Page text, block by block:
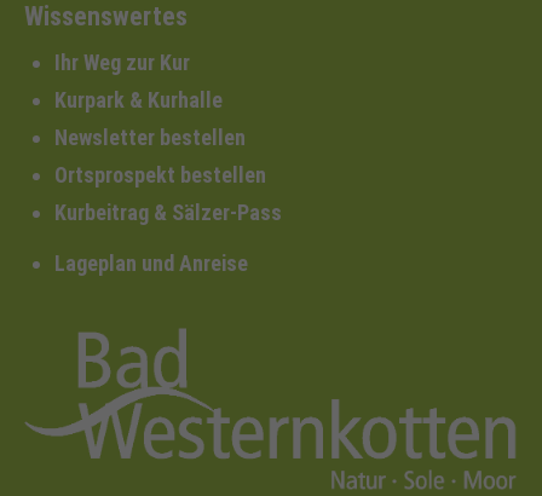
Wissenswertes
Ihr Weg zur Kur
Kurpark & Kurhalle
Newsletter bestellen
Ortsprospekt bestellen
Kurbeitrag & Sälzer-Pass
Lageplan und Anreise